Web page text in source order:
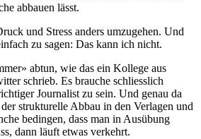
abbauen lässt.
und Stress anders umzugehen. Und
zu sagen: Das kann ich nicht.
abtun, wie das ein Kollege aus
schrieb. Es brauche schliesslich
Journalist zu sein. Und genau da
strukturelle Abbau in den Verlagen und
bedingen, dass man in Ausübung
dann läuft etwas verkehrt.